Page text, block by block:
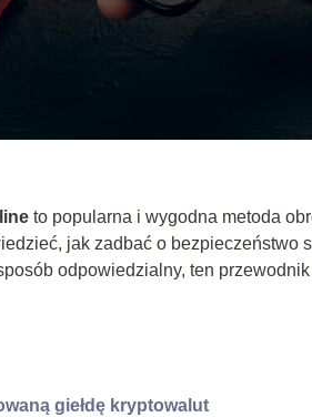
to popularna i wygodna metoda
jak zadbać o bezpieczeństwo
odpowiedzialny, ten
giełdę kryptowalut